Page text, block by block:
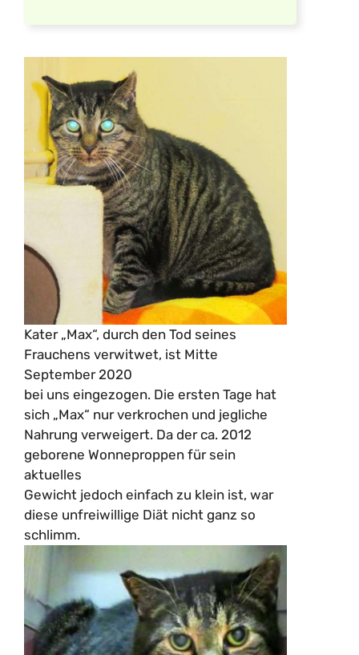
Kater „Max“, durch den Tod seines
Frauchens verwitwet, ist Mitte
September 2020
bei uns eingezogen. Die ersten Tage hat
sich „Max“ nur verkrochen und jegliche
Nahrung verweigert. Da der ca. 2012
geborene Wonneproppen für sein
aktuelles
Gewicht jedoch einfach zu klein ist, war
diese unfreiwillige Diät nicht ganz so
schlimm.